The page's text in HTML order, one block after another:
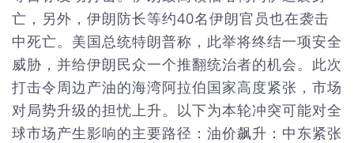
亡，另外，伊朗防长等约40名伊朗官员也在袭击
中死亡。美国总统特朗普称，此举将终结一项安全
威胁，并给伊朗民众一个推翻统治者的机会。此次
打击令周边产油的海湾阿拉伯国家高度紧张，市场
对局势升级的担忧上升。以下为本轮冲突可能对全
球市场产生影响的主要路径：油价飙升：中东紧张